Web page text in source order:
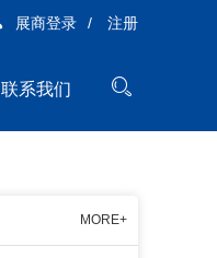
展商登录 / 注册
联系我们
MORE+